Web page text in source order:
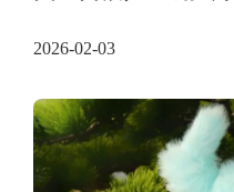
2026-02-03